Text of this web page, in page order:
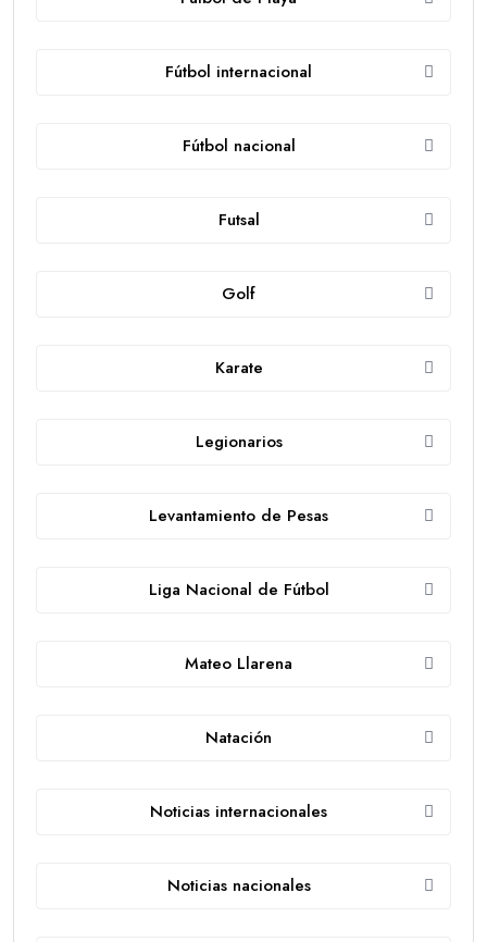
Fútbol internacional
Fútbol nacional
Futsal
Golf
Karate
Legionarios
Levantamiento de Pesas
Liga Nacional de Fútbol
Mateo Llarena
Natación
Noticias internacionales
Noticias nacionales